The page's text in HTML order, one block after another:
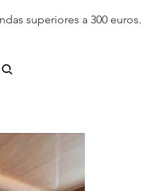
superiores a 300 euros.